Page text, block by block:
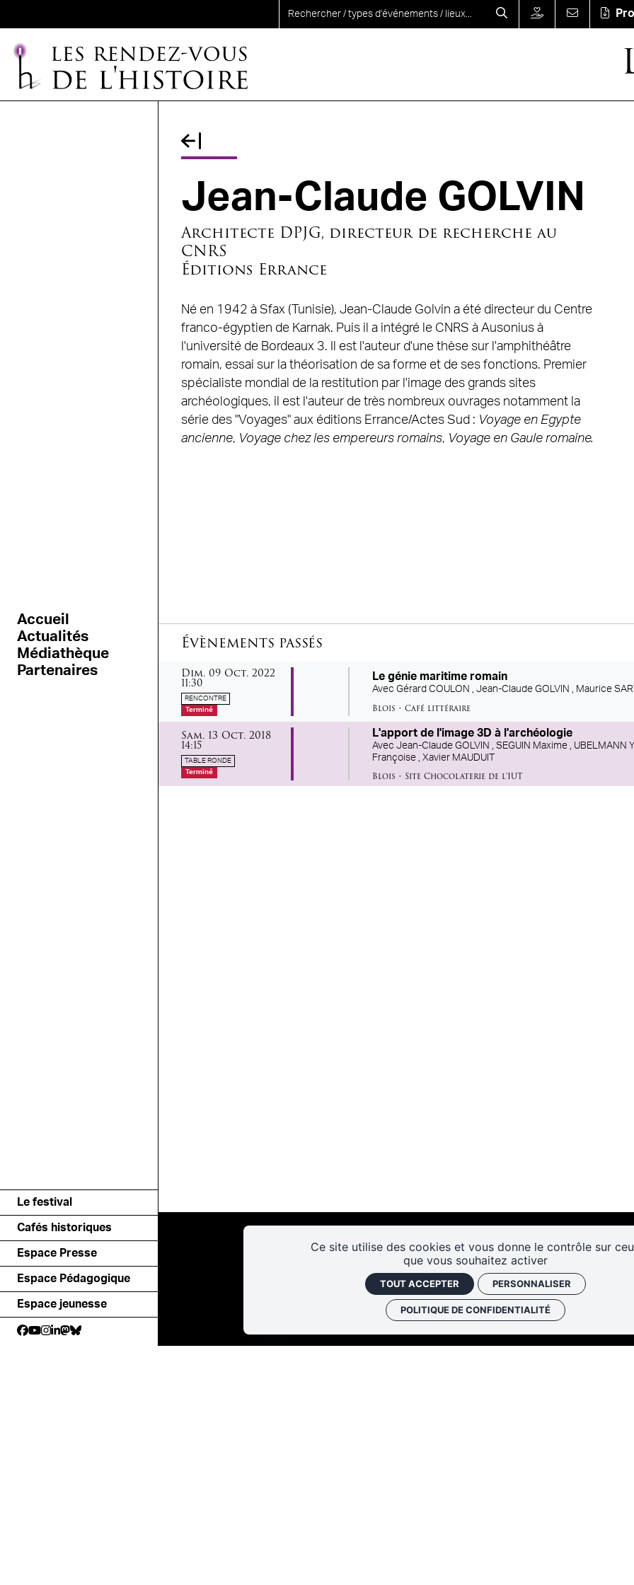
Ce site utilise des cookies et vous donne le contrôle sur
que vous souhaitez activer
TOUT ACCEPTER PERSONNALISER
POLITIQUE DE CONFIDENTIALITÉ
Accueil
Actualités
Médiathèque
Partenaires
Le festival
Cafés historiques
Espace Presse
Espace Pédagogique
Espace jeunesse
Fil d'Ariane
Jean-Claude GOLVIN
Architecte DPJG, directeur de recherche au
CNRS
Éditions Errance
Né en 1942 à Sfax (Tunisie), Jean-Claude Golvin a été directeur du Centre
franco-égyptien de Karnak. Puis il a intégré le CNRS à Ausonius à
l'université de Bordeaux 3. Il est l'auteur d'une thèse sur l'amphithéâtre
romain, essai sur la théorisation de sa forme et de ses fonctions. Premier
spécialiste mondial de la restitution par l'image des grands sites
archéologiques, il est l'auteur de très nombreux ouvrages notamment la
série des "Voyages" aux éditions Errance/Actes Sud : Voyage en Egypte
ancienne, Voyage chez les empereurs romains, Voyage en Gaule romaine.
Évènements passés
dimanche
Dim. 09 octobre
Oct. 2022
11:30
RENCONTRE
Terminé
Le génie maritime romain
AvecGérard COULON ,Jean-Claude GOLVIN , Maurice
Blois •Café littéraire
samedi
Sam. 13 octobre
Oct. 2018
14:15
TABLE RONDE
Terminé
L'apport de l'image 3D à l'archéologie
AvecJean-Claude GOLVIN ,SEGUIN Maxime , UBELMANN
Françoise ,Xavier MAUDUIT
Blois • Site Chocolaterie de l'IUT
Les cafés
historiques
Faire un don